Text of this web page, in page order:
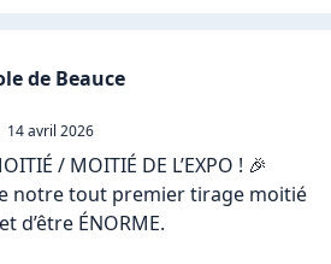
de Beauce
14 avril 2026
/ MOITIÉ DE L’EXPO ! 🎉
notre tout premier tirage moitié
ÉNORME.